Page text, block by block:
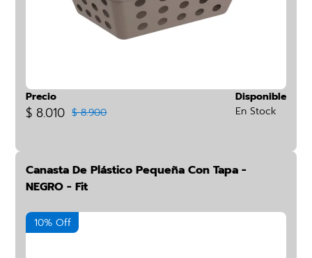
Precio
$ 8.010 $ 8.900
Disponible
En Stock
Canasta De Plástico Pequeña Con Tapa -
NEGRO - Fit
10% Off